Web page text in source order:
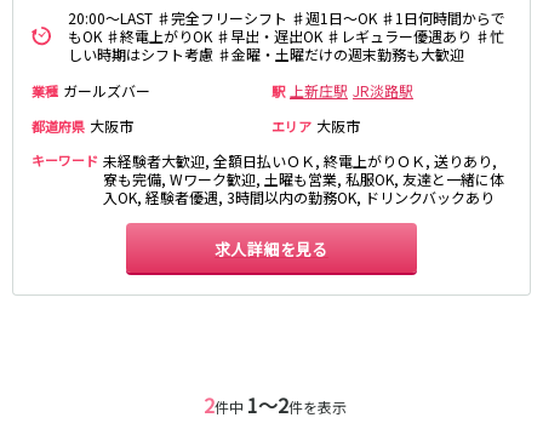
20:00～LAST ♯完全フリーシフト ♯週1日～OK ♯1日何時間からで
もOK ♯終電上がりOK ♯早出・遅出OK ♯レギュラー優遇あり ♯忙
しい時期はシフト考慮 ♯金曜・土曜だけの週末勤務も大歓迎
業種 ガールズバー 駅 上新庄駅 JR淡路駅
都道府県 大阪市 エリア 大阪市
キーワード 未経験者大歓迎, 全額日払いＯＫ, 終電上がりＯＫ, 送りあり,
寮も完備, Wワーク歓迎, 土曜も営業, 私服OK, 友達と一緒に体
入OK, 経験者優遇, 3時間以内の勤務OK, ドリンクバックあり
求人詳細を見る
2件中 1〜2件を表示
JR紀勢本線(きのくに線)(新宮～和歌山)
和歌山駅
わかやま電鉄貴志川線
和歌山駅
JR東海道本線(琵琶湖線)(米原～京都)
石山駅
彦根駅
南草津駅